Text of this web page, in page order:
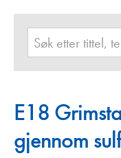
E18
gjennom